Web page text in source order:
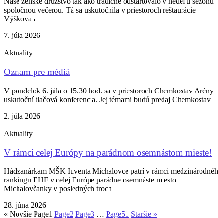
spoločnou večerou. Tá sa uskutočnila v priestoroch reštaurácie
Výškova a
7. júla 2026
Aktuality
Oznam pre médiá
V pondelok 6. júla o 15.30 hod. sa v priestoroch Chemkostav Arény
uskutoční tlačová konferencia. Jej témami budú predaj Chemkostav
2. júla 2026
Aktuality
V rámci celej Európy na parádnom osemnástom mieste!
Hádzanárkam MŠK Iuventa Michalovce patrí v rámci
rankingu EHF v celej Európe parádne osemnáste miesto.
Michalovčanky v posledných troch
28. júna 2026
« Novšie Page1 Page2 Page3 … Page51 Staršie »